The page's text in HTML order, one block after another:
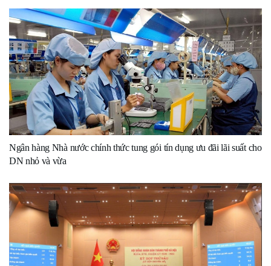
Ngân hàng Nhà nước chính thức tung gói tín dụng ưu đãi lãi suất cho
DN nhỏ và vừa